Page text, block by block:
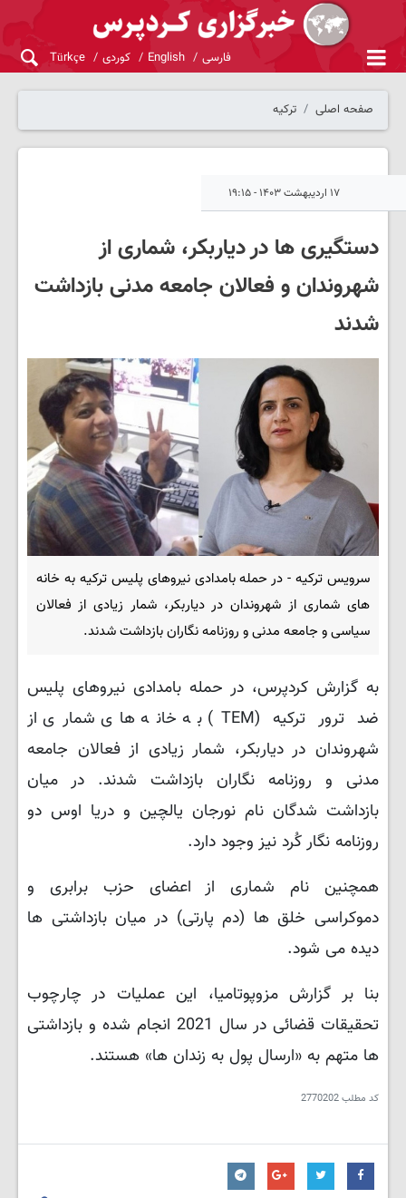
فارسی English کوردی Türkçe
صفحه اصلی ترکیه
۱۷ اردیبهشت ۱۴۰۳ - ۱۹:۱۵
دستگیری ها در دیاربکر، شماری از
شهروندان و فعالان جامعه مدنی بازداشت
شدند
سرویس ترکیه - در حمله بامدادی نیروهای پلیس ترکیه به خانه
های شماری از شهروندان در دیاربکر، شمار زیادی از فعالان
سیاسی و جامعه مدنی و روزنامه نگاران بازداشت شدند.
به گزارش کردپرس، در حمله بامدادی نیروهای پلیس
ضد ترور ترکیه (TEM) به خانه های شماری از
شهروندان در دیاربکر، شمار زیادی از فعالان جامعه
مدنی و روزنامه نگاران بازداشت شدند. در میان
بازداشت شدگان نام نورجان یالچین و دریا اوس دو
روزنامه نگار کُرد نیز وجود دارد.
همچنین نام شماری از اعضای حزب برابری و
دموکراسی خلق ها (دم پارتی) در میان بازداشتی ها
دیده می شود.
بنا بر گزارش مزوپوتامیا، این عملیات در چارچوب
تحقیقات قضائی در سال 2021 انجام شده و بازداشتی
ها متهم به «ارسال پول به زندان ها» هستند.
کد مطلب2770202